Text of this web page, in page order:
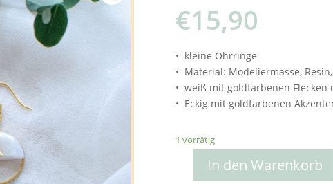
€15,90
• kleine Ohrringe
• Material: Modeliermasse,
• weiß mit goldfarbenen Flecken
• Eckig mit goldfarbenen
1 vorrätig
In den Warenkorb